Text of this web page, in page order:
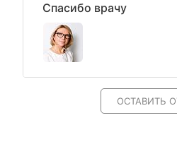
Спасибо врачу
ОСТАВИТЬ